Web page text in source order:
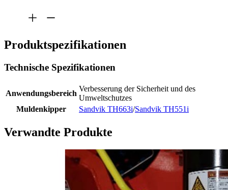
Produktspezifikationen
Technische Spezifikationen
Anwendungsbereich
Verbesserung der Sicherheit und des
Umweltschutzes
Muldenkipper
Sandvik TH663i/Sandvik TH551i
Verwandte Produkte